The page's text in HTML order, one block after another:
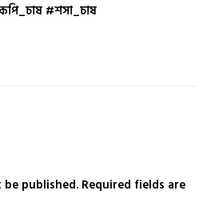
#শসা_চাষ
published. Required fields are